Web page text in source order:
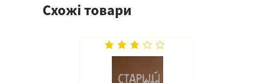
Схожі товари